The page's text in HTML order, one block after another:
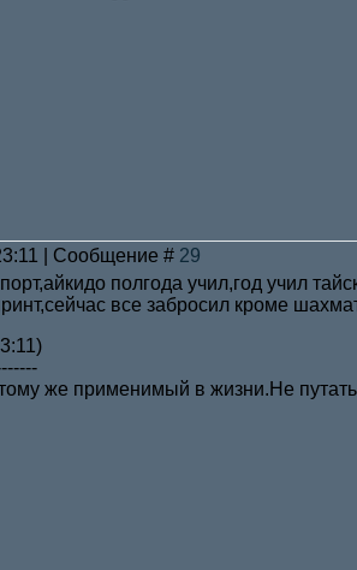
| Сообщение # 29
полгода учил,год учил
все забросил кроме
тому же применимый в жизни.Не